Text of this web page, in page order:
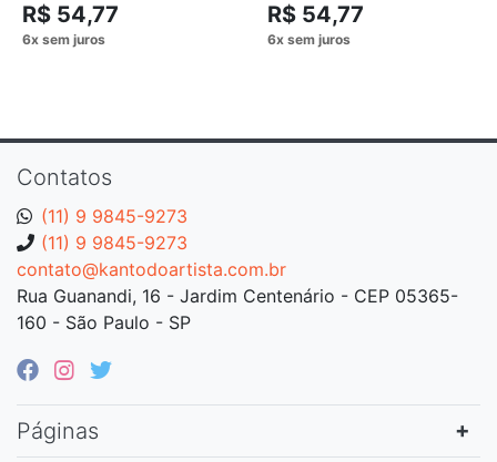
R$ 54,77 R$ 54,77
Contatos
(11) 9 9845-9273
(11) 9 9845-9273
contato@kantodoartista.com.br
Rua Guanandi, 16 - Jardim Centenário - CEP 05365-
160 - São Paulo - SP
Páginas